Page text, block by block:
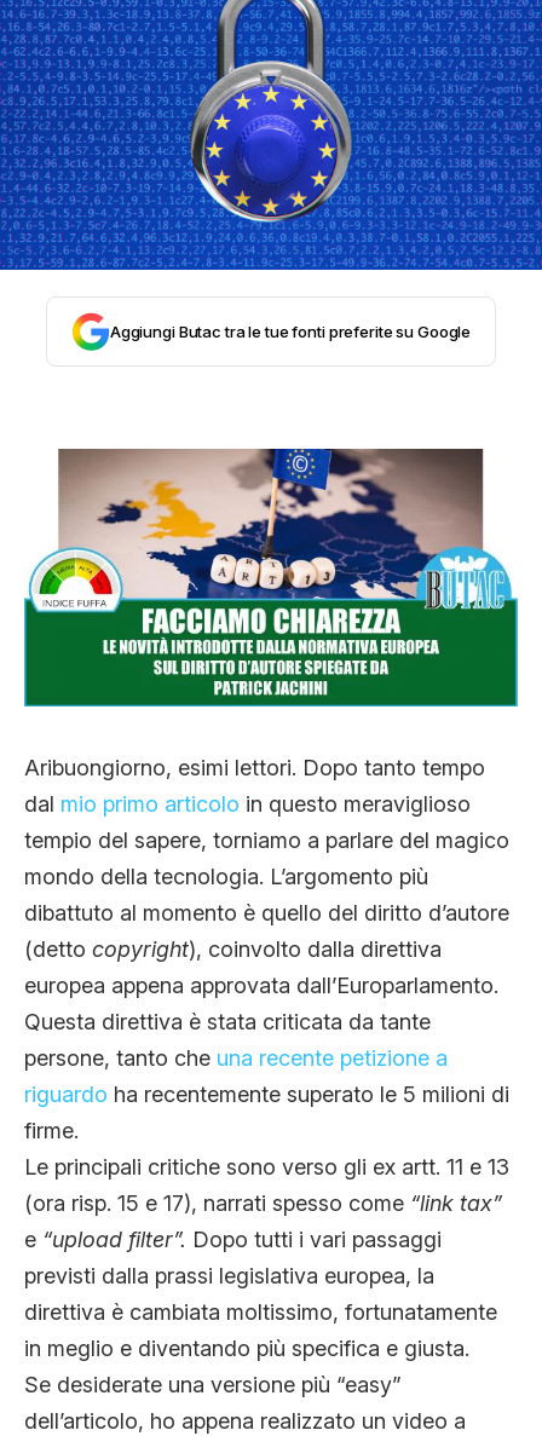
STORIA E CITAZIONI
INTRATTENIMENTO
COMPLOTTI, LEGGENDE URBANE ED
EVERGREEN
TRUFFE E SOCIAL NETWORK
CLIMA ED ENERGIA
CONTATTI
Aggiungi Butac tra le tue fonti preferite su Google
Aribuongiorno, esimi lettori. Dopo tanto tempo
dal mio primo articolo in questo meraviglioso
tempio del sapere, torniamo a parlare del magico
mondo della tecnologia. L’argomento più
dibattuto al momento è quello del diritto d’autore
(detto copyright), coinvolto dalla direttiva
europea appena approvata dall’Europarlamento.
Questa direttiva è stata criticata da tante
persone, tanto che una recente petizione a
riguardo ha recentemente superato le 5 milioni di
firme.
Le principali critiche sono verso gli ex artt. 11 e 13
(ora risp. 15 e 17), narrati spesso come “link tax”
e “upload filter”. Dopo tutti i vari passaggi
previsti dalla prassi legislativa europea, la
direttiva è cambiata moltissimo, fortunatamente
in meglio e diventando più specifica e giusta.
Se desiderate una versione più “easy”
dell’articolo, ho appena realizzato un video a